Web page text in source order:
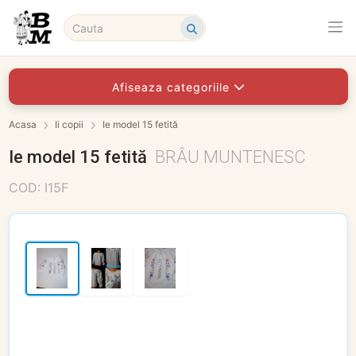
Afiseaza categoriile
Acasa Ii copii Ie model 15 fetită
Ie model 15 fetită BRÂU MUNTENESC
COD: I15F